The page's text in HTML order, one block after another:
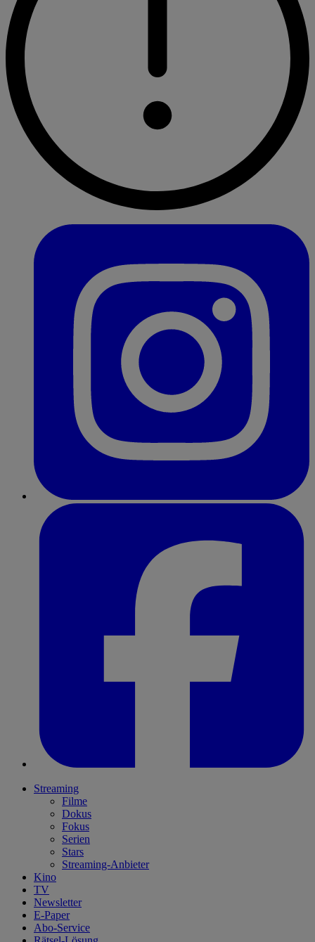
Streaming
Filme
Dokus
Fokus
Serien
Stars
Streaming-Anbieter
Kino
TV
Newsletter
E-Paper
Abo-Service